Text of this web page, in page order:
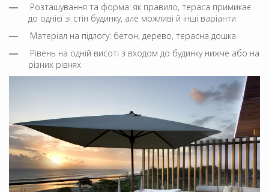
Розташування та форма: як правило, тераса примикає
до однієї зі стін будинку, але можливі й інші варіанти
Матеріал на підлогу: бетон, дерево, терасна дошка
Рівень на одній висоті з входом до будинку нижче або на
різних рівнях